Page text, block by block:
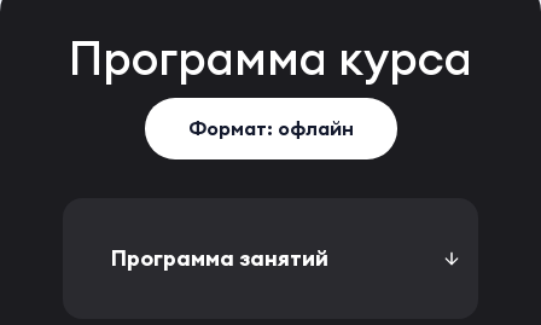
Программа курса
Формат: офлайн
Программа занятий